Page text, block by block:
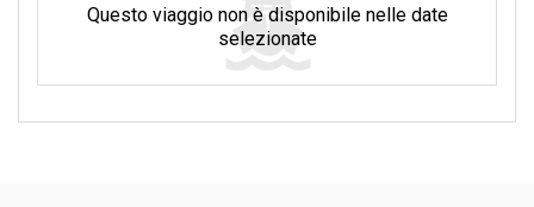
Questo viaggio non è disponibile nelle date
selezionate